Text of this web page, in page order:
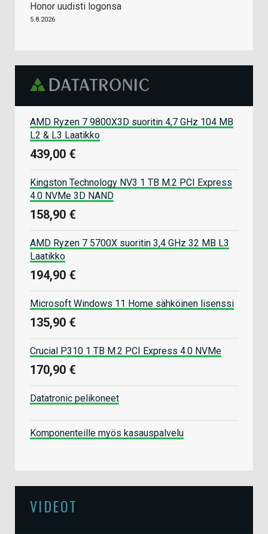
Honor uudisti logonsa
5.8.2026
AMD Ryzen 7 9800X3D suoritin 4,7 GHz 104 MB
L2 & L3 Laatikko
439,00 €
Kingston Technology NV3 1 TB M.2 PCI Express
4.0 NVMe 3D NAND
158,90 €
AMD Ryzen 7 5700X suoritin 3,4 GHz 32 MB L3
Laatikko
194,90 €
Microsoft Windows 11 Home sähköinen lisenssi
135,90 €
Crucial P310 1 TB M.2 PCI Express 4.0 NVMe
170,90 €
Datatronic pelikoneet
Komponenteille myös kasauspalvelu
VIDEOT